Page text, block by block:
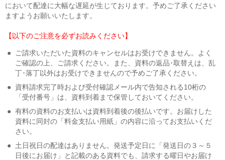
において配達に大幅な遅延が生じております。予めご了承ください
ますようお願いいたします。
【以下のご注意を必ずお読みください】
●
ご請求いただいた資料のキャンセルはお受けできません。よく
ご確認の上、ご請求ください。また、資料の返品･取替えは、乱
丁･落丁以外はお受けできませんので予めご了承ください。
● 資料請求完了時および受付確認メール内で告知される10桁の
「受付番号」は、資料到着まで保管しておいてください。
● 有料の資料のお支払いは資料到着後の後払いです。お届けした
資料に同封の「料金支払い用紙」の内容に沿ってお支払いくだ
さい。
● 土日祝日の配達はありません。発送予定日に「発送日の３～５
日後にお届け」と記載のある資料でも、請求する曜日やお届け